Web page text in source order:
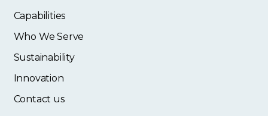
Capabilities
Who We Serve
Sustainability
Innovation
Contact us